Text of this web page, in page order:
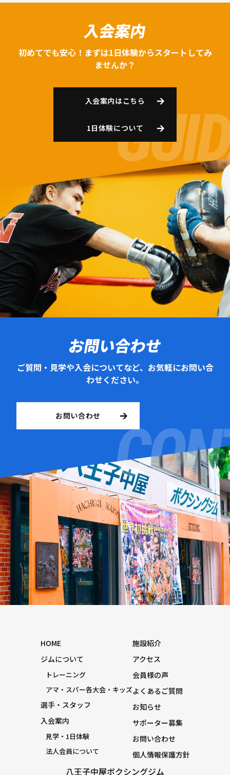
入会案内
初めてでも安心！まずは1日体験からスタートしてみ
ませんか？
入会案内はこちら
1日体験について
お問い合わせ
ご質問・見学や入会についてなど、お気軽にお問い合
わせください。
お問い合わせ
八王子中屋ボクシングジム
HOME
ジムについて
トレーニング
アマ・スパー各大会・キッズ
選手・スタッフ
入会案内
見学・1日体験
法人会員について
施設紹介
アクセス
会員様の声
よくあるご質問
お知らせ
サポーター募集
お問い合わせ
個人情報保護方針